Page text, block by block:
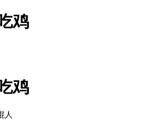
鸡
鸡
人